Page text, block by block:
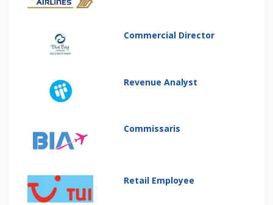
Commercial Director
Revenue Analyst
Commissaris
Retail Employee